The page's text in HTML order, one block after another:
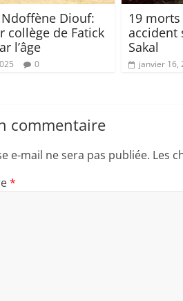
Ndoffène Diouf:
collège de Fatick
l’âge
0
19
accident
Sakal
janvier 16,
commentaire
e-mail ne sera pas publiée. Les
*